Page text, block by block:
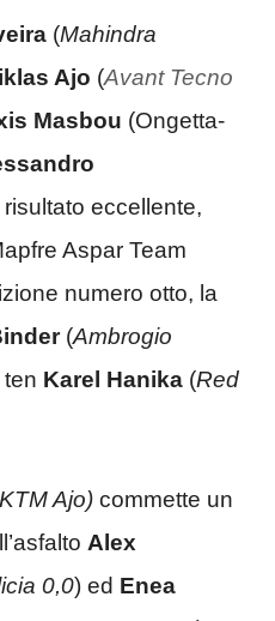
(Mahindra
Ajo (Avant Tecno
Masbou (Ongetta-
eccellente,
Aspar Team
numero otto, la
(Ambrogio
Karel Hanika (Red
Ajo) commette un
Alex
0,0) ed Enea